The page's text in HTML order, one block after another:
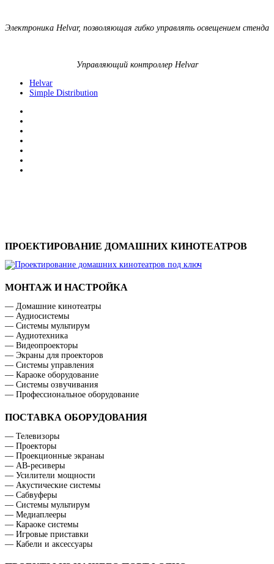
Электроника Helvar, позволяющая гибко управлять освещением стенда
Управляющий контроллер Helvar
Helvar
Simple Distribution
ПРОЕКТИРОВАНИЕ ДОМАШНИХ КИНОТЕАТРОВ
МОНТАЖ И НАСТРОЙКА
— Домашние кинотеатры
— Аудиосистемы
— Системы мультирум
— Аудиотехника
— Видеопроекторы
— Экраны для проекторов
— Системы управления
— Караоке оборудование
— Системы озвучивания
— Профессиональное оборудование
ПОСТАВКА ОБОРУДОВАНИЯ
— Телевизоры
— Проекторы
— Проекционные экранаы
— АВ-ресиверы
— Усилители мощности
— Акустические системы
— Сабвуферы
— Системы мультирум
— Медиаплееры
— Караоке системы
— Игровые приставки
— Кабели и аксессуары